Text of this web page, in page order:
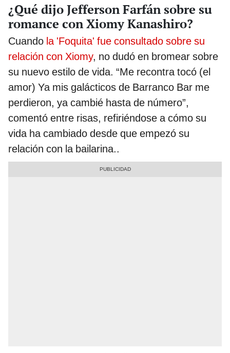
¿Qué dijo Jefferson Farfán sobre su
romance con Xiomy Kanashiro?
Cuando la 'Foquita' fue consultado sobre su
relación con Xiomy, no dudó en bromear sobre
su nuevo estilo de vida. “Me recontra tocó (el
amor) Ya mis galácticos de Barranco Bar me
perdieron, ya cambié hasta de número”,
comentó entre risas, refiriéndose a cómo su
vida ha cambiado desde que empezó su
relación con la bailarina..